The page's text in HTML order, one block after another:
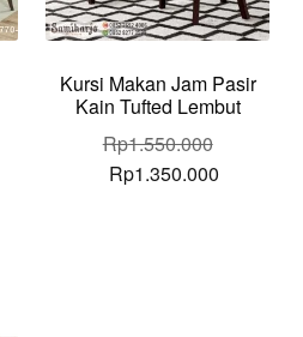
Kursi Makan Jam Pasir
Kain Tufted Lembut
Rp1.550.000
Original
Rp1.350.000Current